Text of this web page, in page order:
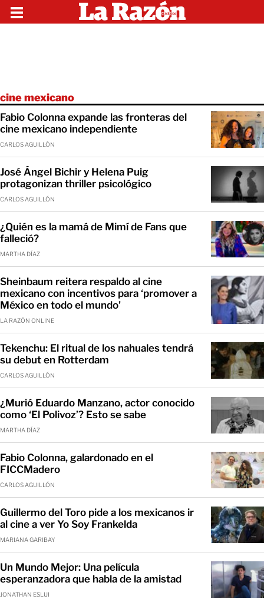
cine mexicano
Fabio Colonna expande las fronteras del
cine mexicano independiente
CARLOS AGUILLÓN
José Ángel Bichir y Helena Puig
protagonizan thriller psicológico
CARLOS AGUILLÓN
¿Quién es la mamá de Mimí de Fans que
falleció?
MARTHA DÍAZ
Sheinbaum reitera respaldo al cine
mexicano con incentivos para ‘promover a
México en todo el mundo’
LA RAZÓN ONLINE
Tekenchu: El ritual de los nahuales tendrá
su debut en Rotterdam
CARLOS AGUILLÓN
¿Murió Eduardo Manzano, actor conocido
como ‘El Polivoz’? Esto se sabe
MARTHA DÍAZ
Fabio Colonna, galardonado en el
FICCMadero
CARLOS AGUILLÓN
Guillermo del Toro pide a los mexicanos ir
al cine a ver Yo Soy Frankelda
MARIANA GARIBAY
Un Mundo Mejor: Una película
esperanzadora que habla de la amistad
JONATHAN ESLUI